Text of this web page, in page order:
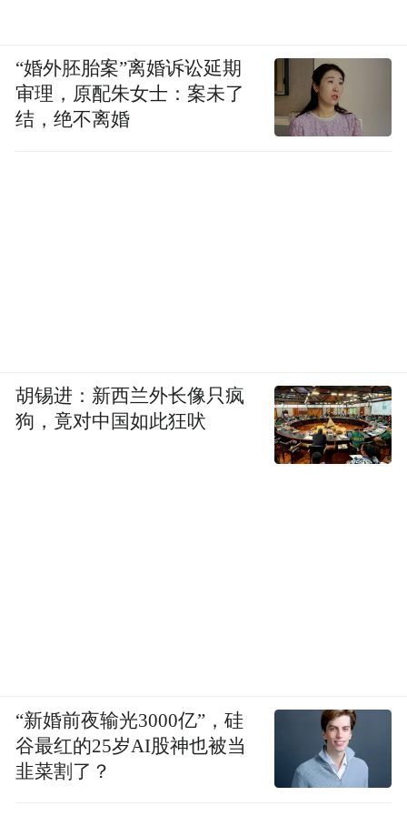
“婚外胚胎案”离婚诉讼延期
审理，原配朱女士：案未了
结，绝不离婚
胡锡进：新西兰外长像只疯
狗，竟对中国如此狂吠
“新婚前夜输光3000亿”，硅
谷最红的25岁AI股神也被当
韭菜割了？